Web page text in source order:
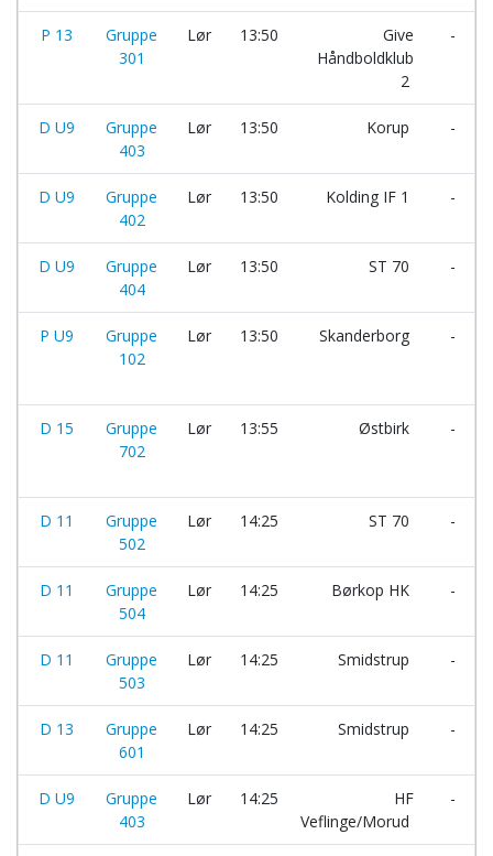
P 13
Gruppe
301
Lør 13:50
Give
Håndboldklub
2
-
D U9
Gruppe
403
Lør 13:50 Korup -
D U9
Gruppe
402
Lør 13:50 Kolding IF 1 -
D U9
Gruppe
404
Lør 13:50 ST 70 -
P U9
Gruppe
102
Lør 13:50 Skanderborg -
D 15
Gruppe
702
Lør 13:55 Østbirk -
D 11
Gruppe
502
Lør 14:25 ST 70 -
D 11
Gruppe
504
Lør 14:25 Børkop HK -
D 11
Gruppe
503
Lør 14:25 Smidstrup -
D 13
Gruppe
601
Lør 14:25 Smidstrup -
D U9
Gruppe
403
Lør 14:25
HF
Veflinge/Morud
-